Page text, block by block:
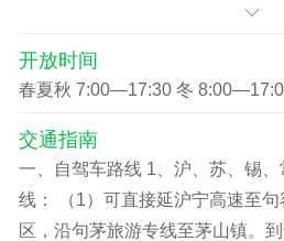
票）；70岁以上老人、持有国家
B.优惠政策：60-70岁老人凭老年
1.3-1.5米儿童半价 。
开放时间
春夏秋 7:00—17:30 冬
交通指南
一、自驾车路线 1、沪、苏、锡
线： （1）可直接延沪宁高速至
区，沿句茅旅游专线至茅山镇。